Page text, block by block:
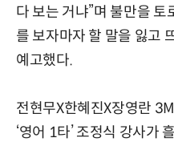
다 보는 거냐”며 불만을
를 보자마자 할 말을 잃고
예고했다.
전현무X한혜진X장영란
‘영어 1타’ 조정식 강사가